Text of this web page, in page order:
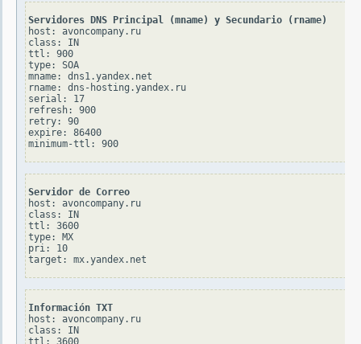
Servidores DNS Principal (mname) y Secundario (rname)
host: avoncompany.ru
class: IN
ttl: 900
type: SOA
mname: dns1.yandex.net
rname: dns-hosting.yandex.ru
serial: 17
refresh: 900
retry: 90
expire: 86400
Servidor de Correo
host: avoncompany.ru
class: IN
ttl: 3600
type: MX
pri: 10
Información TXT
host: avoncompany.ru
class: IN